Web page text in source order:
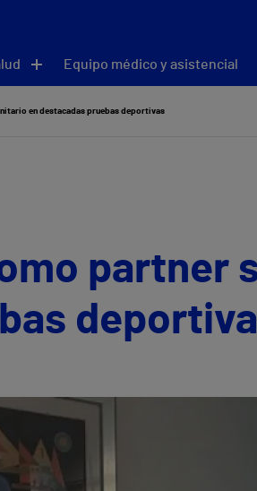
Equipo médico y asistencial
en destacadas pruebas deportivas
partner